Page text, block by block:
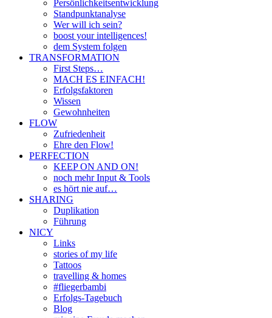
Persönlichkeitsentwicklung
Standpunktanalyse
Wer will ich sein?
boost your intelligences!
dem System folgen
TRANSFORMATION
First Steps…
MACH ES EINFACH!
Erfolgsfaktoren
Wissen
Gewohnheiten
FLOW
Zufriedenheit
Ehre den Flow!
PERFECTION
KEEP ON AND ON!
noch mehr Input & Tools
es hört nie auf…
SHARING
Duplikation
Führung
NICY
Links
stories of my life
Tattoos
travelling & homes
#fliegerbambi
Erfolgs-Tagebuch
Blog